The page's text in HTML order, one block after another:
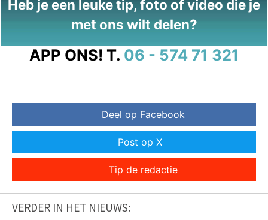
Heb je een leuke tip, foto of video die je
met ons wilt delen?
APP ONS! T. 06 - 574 71 321
Deel op Facebook
Post op X
Tip de redactie
VERDER IN HET NIEUWS: